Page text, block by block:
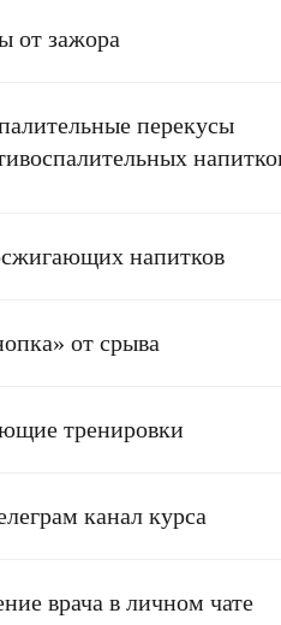
от зажора
перекусы
напитков
от срыва
тренировки
канал курса
врача в личном чате